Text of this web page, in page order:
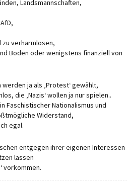
Landsmannschaften,
verharmlosen,
Boden oder wenigstens finanziell von
ja als ‚Protest‘ gewählt,
die ‚Nazis‘ wollen ja nur spielen..
Faschistischer Nationalismus und
Widerstand,
egal.
entgegen ihrer eigenen Interessen
lassen
vorkommen.